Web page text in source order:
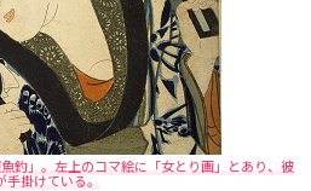
釣」。左上のコマ絵に「女とり画」とあり、彼
手掛けている。